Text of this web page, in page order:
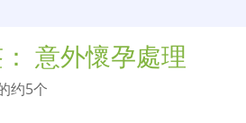
意外懷孕處理
约5个